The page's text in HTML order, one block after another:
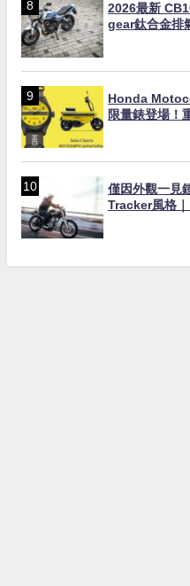
2026最新
gear鈦合金排
Honda
限量錶登場！
僅因外觀一見
Tracker風格